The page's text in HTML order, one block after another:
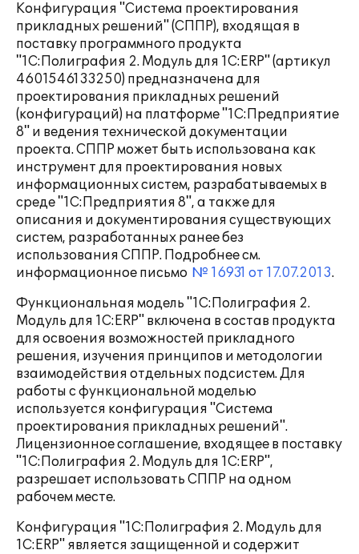
Конфигурация "Система проектирования
прикладных решений" (СППР), входящая в
поставку программного продукта
"1С:Полиграфия 2. Модуль для 1С:ERP" (артикул
4601546133250) предназначена для
проектирования прикладных решений
(конфигураций) на платформе "1С:Предприятие
8" и ведения технической документации
проекта. СППР может быть использована как
инструмент для проектирования новых
информационных систем, разрабатываемых в
среде "1С:Предприятия 8", а также для
описания и документирования существующих
систем, разработанных ранее без
использования СППР. Подробнее см.
информационное письмо № 16931 от 17.07.2013.
Функциональная модель "1С:Полиграфия 2.
Модуль для 1С:ERP" включена в состав продукта
для освоения возможностей прикладного
решения, изучения принципов и методологии
взаимодействия отдельных подсистем. Для
работы с функциональной моделью
используется конфигурация "Система
проектирования прикладных решений".
Лицензионное соглашение, входящее в поставку
"1С:Полиграфия 2. Модуль для 1С:ERP",
разрешает использовать СППР на одном
рабочем месте.
Конфигурация "1С:Полиграфия 2. Модуль для
1С:ERP" является защищенной и содержит